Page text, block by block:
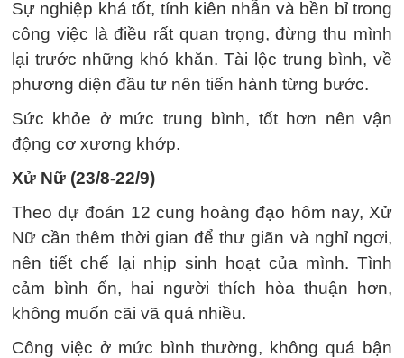
Sự nghiệp khá tốt, tính kiên nhẫn và bền bỉ trong
công việc là điều rất quan trọng, đừng thu mình
lại trước những khó khăn. Tài lộc trung bình, về
phương diện đầu tư nên tiến hành từng bước.
Sức khỏe ở mức trung bình, tốt hơn nên vận
động cơ xương khớp.
Xử Nữ (23/8-22/9)
Theo dự đoán 12 cung hoàng đạo hôm nay, Xử
Nữ cần thêm thời gian để thư giãn và nghỉ ngơi,
nên tiết chế lại nhịp sinh hoạt của mình. Tình
cảm bình ổn, hai người thích hòa thuận hơn,
không muốn cãi vã quá nhiều.
Công việc ở mức bình thường, không quá bận